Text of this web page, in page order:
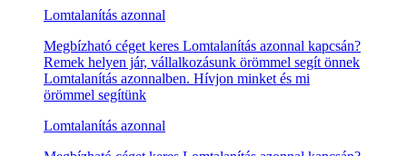
Lomtalanítás azonnal
Megbízható céget keres Lomtalanítás azonnal kapcsán?
Remek helyen jár, vállalkozásunk örömmel segít önnek
Lomtalanítás azonnalben. Hívjon minket és mi
örömmel segítünk
Lomtalanítás azonnal